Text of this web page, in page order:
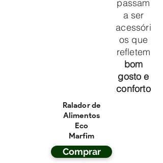
passam
a ser
acessóri
os que
refletem
bom
gosto e
conforto
Ralador de
Alimentos
Eco
Marfim
Comprar